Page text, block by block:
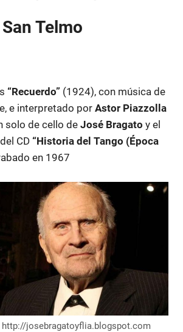
Telmo
“Recuerdo” (1924), con música de
e interpretado por Astor Piazzolla
solo de cello deJosé Bragato y el
CD “Historia del Tango (Época
en 1967
josebragatoyflia.blogspot.com